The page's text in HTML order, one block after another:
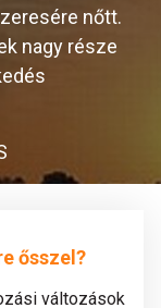
nőtt.
nagy része
ősszel?
változások